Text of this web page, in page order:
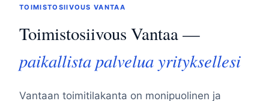
TOIMISTOSIIVOUS VANTAA
Toimistosiivous Vantaa —
paikallista palvelua yrityksellesi
Vantaan toimitilakanta on monipuolinen ja